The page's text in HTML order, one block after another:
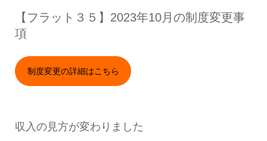
【フラット３５】2023年10月の制度変更事
項
制度変更の詳細はこちら
収入の見方が変わりました